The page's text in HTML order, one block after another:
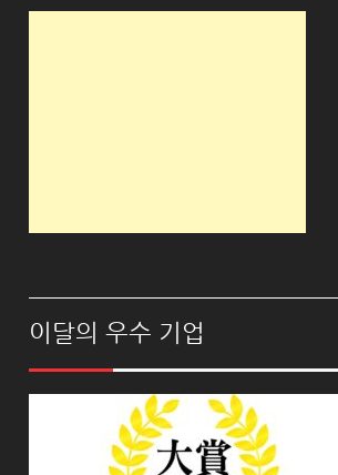
이달의 우수 기업